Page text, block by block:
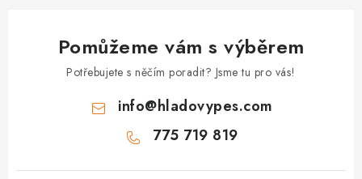
Pomůžeme vám s výběrem
Potřebujete s něčím poradit? Jsme tu pro vás!
info@hladovypes.com
775 719 819